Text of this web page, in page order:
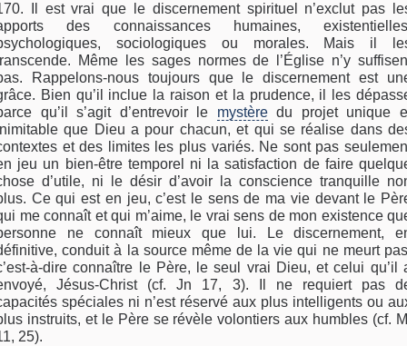
Il est vrai que le discernement spirituel n’exclut pas
des connaissances humaines,
sociologiques ou morales. Mais il
Même les sages normes de l’Église n’y
Rappelons-nous toujours que le discernement est
Bien qu’il inclue la raison et la prudence, il les
qu’il s’agit d’entrevoir le mystèredu projet unique
que Dieu a pour chacun, et qui se réalise dans
et des limites les plus variés. Ne sont pas
jeu un bien-être temporel ni la satisfaction de faire
d’utile, ni le désir d’avoir la conscience tranquille
Ce qui est en jeu, c’est le sens de ma vie devant le
me connaît et qui m’aime, le vrai sens de mon existence
ne connaît mieux que lui. Le discernement,
conduit à la source même de la vie qui ne meurt
à-dire connaître le Père, le seul vrai Dieu, et celui qu’il
Jésus-Christ (cf. Jn 17, 3). Il ne requiert pas
spéciales ni n’est réservé aux plus intelligents ou
instruits, et le Père se révèle volontiers aux humbles (cf.
25).